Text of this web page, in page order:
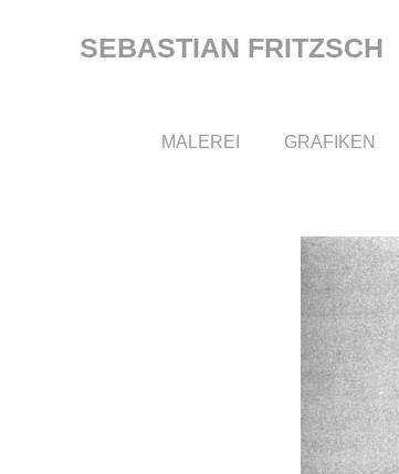
SEBASTIAN FRITZSCH
MALEREI GRAFIKEN